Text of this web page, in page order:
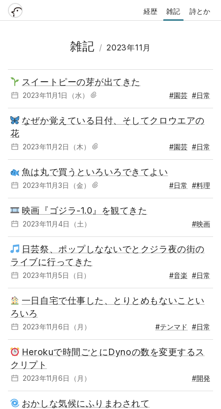
経歴 雑記 詩とか
雑記 / 2023年11月
スイートピーの芽が出てきた
2023年11月1日（水） #園芸 #日常
なぜか覚えている日付、そしてクロウエアの
花
2023年11月2日（木） #園芸 #日常
魚は丸で買うといろいろできてよい
2023年11月3日（金） #日常 #料理
映画『ゴジラ-1.0』を観てきた
2023年11月4日（土） #映画
日芸祭、ポップしなないでとクジラ夜の街の
ライブに行ってきた
2023年11月5日（日） #音楽 #日常
一日自宅で仕事した、とりとめもないことい
ろいろ
2023年11月6日（月） #テンマド #日常
Herokuで時間ごとにDynoの数を変更するス
クリプト
2023年11月6日（月） #開発
おかしな気候にふりまわされて